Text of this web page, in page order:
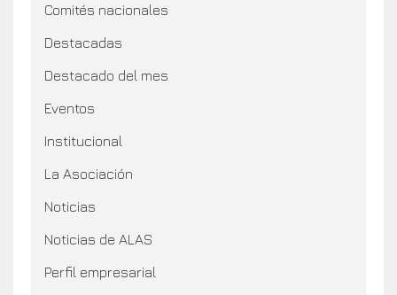
Comités nacionales
Destacadas
Destacado del mes
Eventos
Institucional
La Asociación
Noticias
Noticias de ALAS
Perfil empresarial